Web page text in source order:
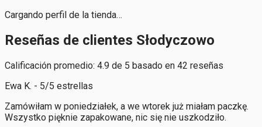
Cargando perfil de la tienda…
Reseñas de clientes Słodyczowo
Calificación promedio: 4.9 de 5 basado en 42 reseñas
Ewa K. - 5/5 estrellas
Zamówiłam w poniedziałek, a we wtorek już miałam paczkę.
Wszystko pięknie zapakowane, nic się nie uszkodziło.